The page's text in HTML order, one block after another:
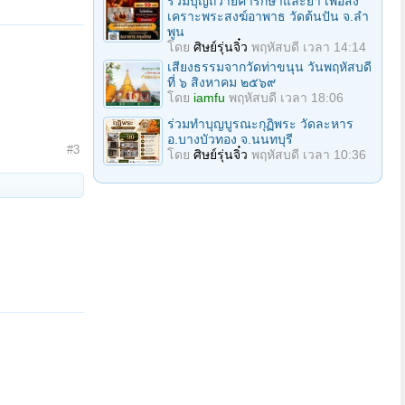
#3
เคราะพระสงฆ์อาพาธ วัดต้นปัน จ.ลํา
พูน
โดย ศิษย์รุ่นจิ๋ว พฤหัสบดี เวลา 14:14
เสียงธรรมจากวัดท่าขนุน วันพฤหัสบดี
ที่ ๖ สิงหาคม ๒๕๖๙
โดย iamfu พฤหัสบดี เวลา 18:06
ร่วมทําบุญบูรณะกุฏิพระ วัดละหาร
อ.บางบัวทอง จ.นนทบุรี
โดย ศิษย์รุ่นจิ๋ว พฤหัสบดี เวลา 10:36